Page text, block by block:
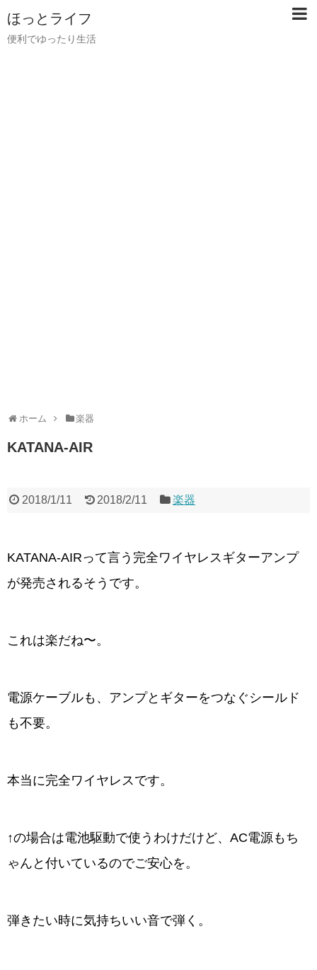
ほっとライフ
便利でゆったり生活
ホーム 楽器
KATANA-AIR
2018/1/11 2018/2/11 楽器
KATANA-AIRって言う完全ワイヤレスギターアンプ
が発売されるそうです。
これは楽だね〜。
電源ケーブルも、アンプとギターをつなぐシールド
も不要。
本当に完全ワイヤレスです。
↑の場合は電池駆動で使うわけだけど、AC電源もち
ゃんと付いているのでご安心を。
弾きたい時に気持ちいい音で弾く。